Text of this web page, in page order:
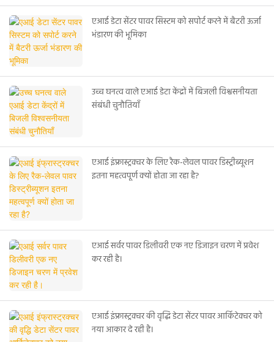
एआई डेटा सेंटर पावर सिस्टम को सपोर्ट करने में बैटरी ऊर्जा
भंडारण की भूमिका
उच्च घनत्व वाले एआई डेटा केंद्रों में बिजली विश्वसनीयता
संबंधी चुनौतियाँ
एआई इंफ्रास्ट्रक्चर के लिए रैक-लेवल पावर डिस्ट्रीब्यूशन
इतना महत्वपूर्ण क्यों होता जा रहा है?
एआई सर्वर पावर डिलीवरी एक नए डिजाइन चरण में प्रवेश
कर रही है।
एआई इंफ्रास्ट्रक्चर की वृद्धि डेटा सेंटर पावर आर्किटेक्चर को
नया आकार दे रही है।